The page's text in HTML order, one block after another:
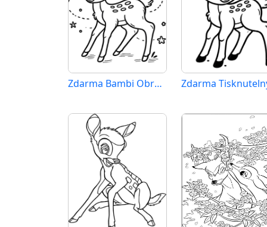
Zdarma Bambi Obrázek